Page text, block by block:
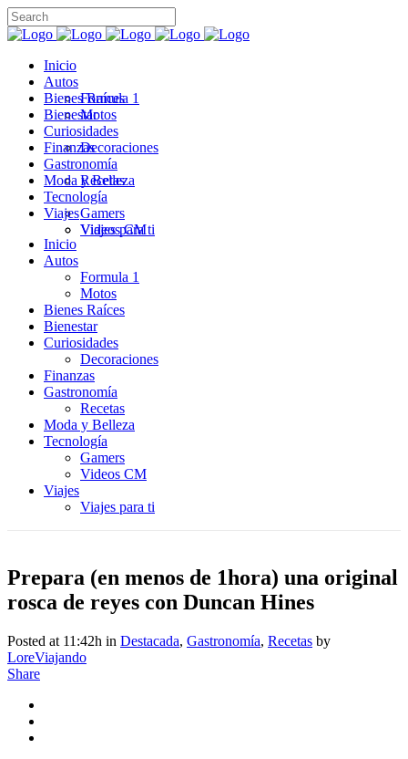
Inicio
Autos
Formula 1
Motos
Bienes Raíces
Bienestar
Curiosidades
Decoraciones
Finanzas
Gastronomía
Recetas
Moda y Belleza
Tecnología
Gamers
Videos CM
Viajes
Viajes para ti
Inicio
Autos
Formula 1
Motos
Bienes Raíces
Bienestar
Curiosidades
Decoraciones
Finanzas
Gastronomía
Recetas
Moda y Belleza
Tecnología
Gamers
Videos CM
Viajes
Viajes para ti
Prepara (en menos de 1hora) una original
rosca de reyes con Duncan Hines
Posted at 11:42h in Destacada, Gastronomía, Recetas by
LoreViajando
Share